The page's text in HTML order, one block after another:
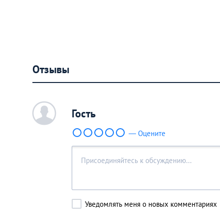
Отзывы
c Гость
— Оцените
Уведомлять меня о новых комментариях